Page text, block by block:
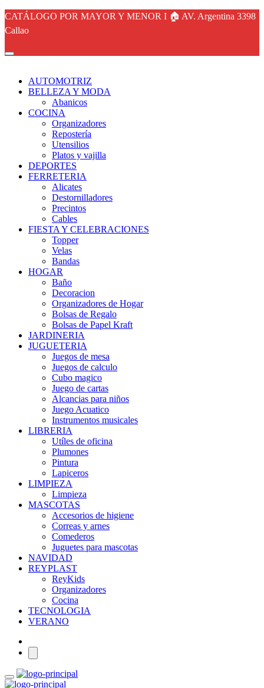
CATÁLOGO POR MAYOR Y MENOR I 🏠 AV. Argentina 3398
Callao
AUTOMOTRIZ
BELLEZA Y MODA
Abanicos
COCINA
Organizadores
Repostería
Utensilios
Platos y vajilla
DEPORTES
FERRETERIA
Alicates
Destornilladores
Precintos
Cables
FIESTA Y CELEBRACIONES
Topper
Velas
Bandas
HOGAR
Baño
Decoracion
Organizadores de Hogar
Bolsas de Regalo
Bolsas de Papel Kraft
JARDINERIA
JUGUETERIA
Juegos de mesa
Juegos de calculo
Cubo magico
Juego de cartas
Alcancias para niños
Juego Acuatico
Instrumentos musicales
LIBRERIA
Utíles de oficina
Plumones
Pintura
Lapiceros
LIMPIEZA
Limpieza
MASCOTAS
Accesorios de higiene
Correas y arnes
Comederos
Juguetes para mascotas
NAVIDAD
REYPLAST
ReyKids
Organizadores
Cocina
TECNOLOGIA
VERANO